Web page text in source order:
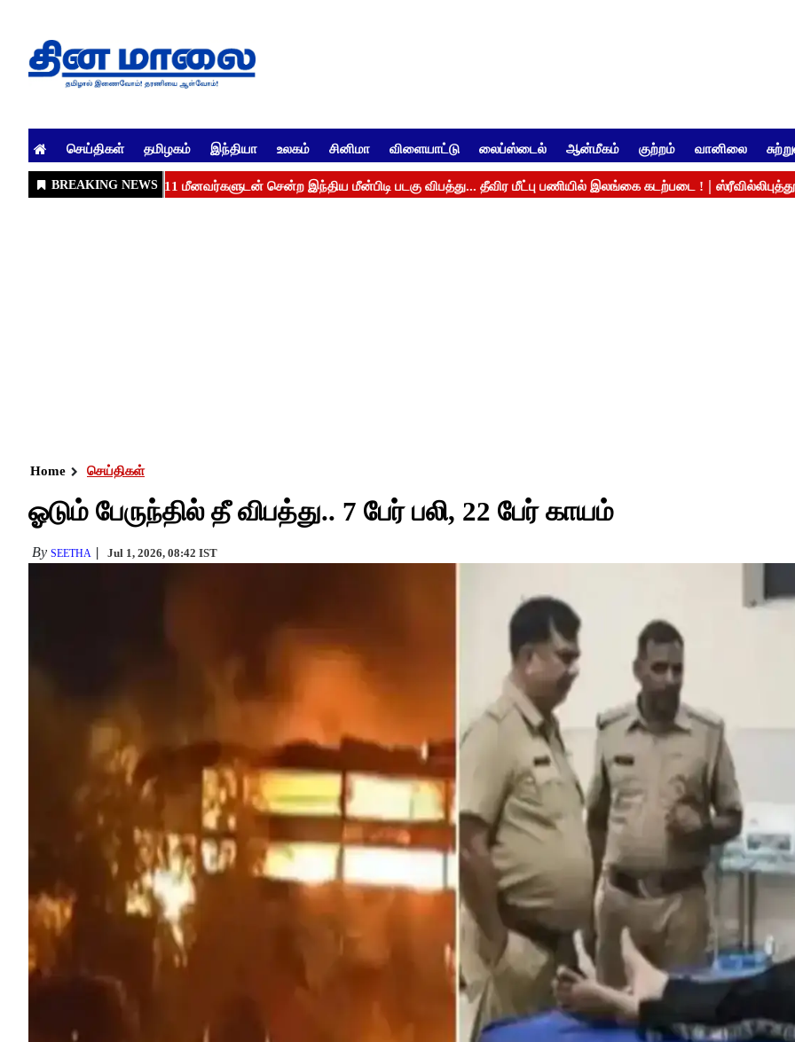
செய்திகள் தமிழகம் இந்தியா உலகம் சினிமா விளையாட்டு லைப்ஸ்டைல் ஆன்மீகம் குற்றம் வானிலை
Home செய்திகள்
ஓடும் பேருந்தில் தீ விபத்து.. 7 பேர் பலி, 22 பேர் காயம்
By SEETHA Jul 1, 2026, 08:42 IST